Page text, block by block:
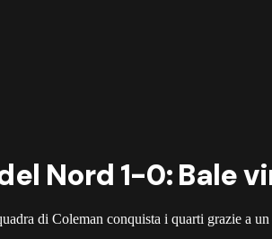
Nord 1-0: Bale
di Coleman conquista i quarti grazie a